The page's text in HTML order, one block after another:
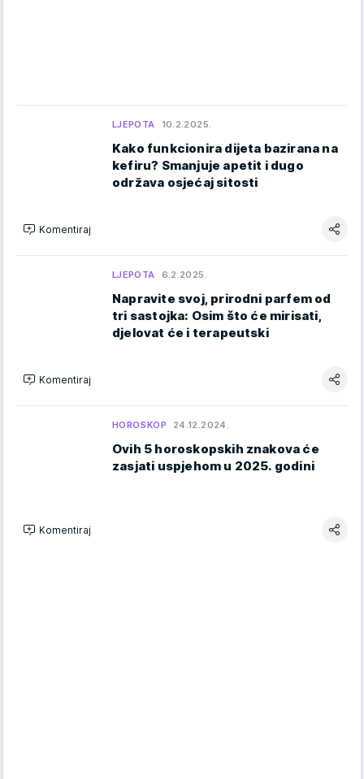
LJEPOTA 10.2.2025.
Kako funkcionira dijeta bazirana na
kefiru? Smanjuje apetit i dugo
održava osjećaj sitosti
Komentiraj
LJEPOTA 6.2.2025.
Napravite svoj, prirodni parfem od
tri sastojka: Osim što će mirisati,
djelovat će i terapeutski
Komentiraj
HOROSKOP 24.12.2024.
Ovih 5 horoskopskih znakova će
zasjati uspjehom u 2025. godini
Komentiraj